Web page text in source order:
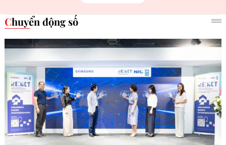
Chuyển động số